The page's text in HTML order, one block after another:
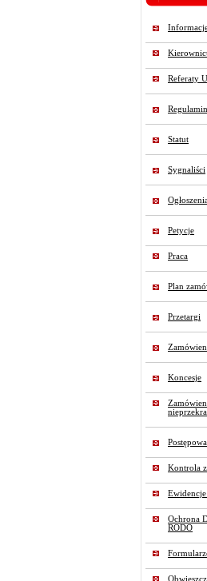
Referaty
Statut
Sygnaliści
Petycje
Praca
Plan
Przetargi
Koncesje
Kontrola
Ochrona
RODO